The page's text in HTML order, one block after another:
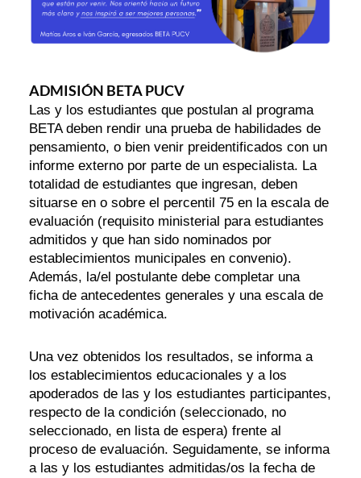
ADMISIÓN BETA PUCV
Las y los estudiantes que postulan al programa
BETA deben rendir una prueba de habilidades de
pensamiento, o bien venir preidentificados con un
informe externo por parte de un especialista. La
totalidad de estudiantes que ingresan, deben
situarse en o sobre el percentil 75 en la escala de
evaluación (requisito ministerial para estudiantes
admitidos y que han sido nominados por
establecimientos municipales en convenio).
Además, la/el postulante debe completar una
ficha de antecedentes generales y una escala de
motivación académica.
Una vez obtenidos los resultados, se informa a
los establecimientos educacionales y a los
apoderados de las y los estudiantes participantes,
respecto de la condición (seleccionado, no
seleccionado, en lista de espera) frente al
proceso de evaluación. Seguidamente, se informa
a las y los estudiantes admitidas/os la fecha de